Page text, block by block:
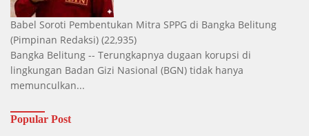
Babel Soroti Pembentukan Mitra SPPG di Bangka Belitung
(Pimpinan Redaksi) (22,935)
Bangka Belitung -- Terungkapnya dugaan korupsi di
lingkungan Badan Gizi Nasional (BGN) tidak hanya
memunculkan...
Popular Post